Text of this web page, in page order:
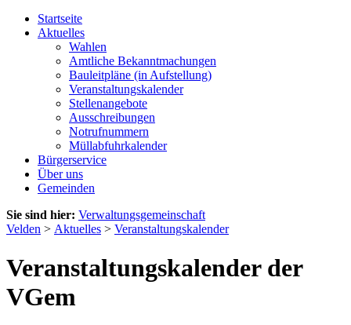
Startseite
Aktuelles
Wahlen
Amtliche Bekanntmachungen
Bauleitpläne (in Aufstellung)
Veranstaltungskalender
Stellenangebote
Ausschreibungen
Notrufnummern
Müllabfuhrkalender
Bürgerservice
Über uns
Gemeinden
Sie sind hier: Verwaltungsgemeinschaft
Velden > Aktuelles > Veranstaltungskalender
Veranstaltungskalender der
VGem